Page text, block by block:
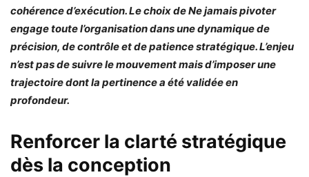
cohérence d’exécution. Le choix de Ne jamais pivoter
engage toute l’organisation dans une dynamique de
précision, de contrôle et de patience stratégique. L’enjeu
n’est pas de suivre le mouvement mais d’imposer une
trajectoire dont la pertinence a été validée en
profondeur.
Renforcer la clarté stratégique
dès la conception